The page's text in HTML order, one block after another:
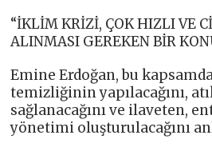
“İKLİM KRİZİ, ÇOK HIZLI VE
ALINMASI GEREKEN BİR
Emine Erdoğan, bu
temizliğinin yapılacağını,
sağlanacağını ve ilaveten,
yönetimi oluşturulacağını